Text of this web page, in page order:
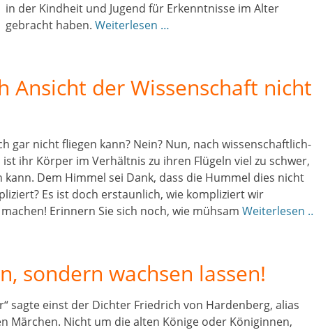
in der Kindheit und Jugend für Erkenntnisse im Alter
gebracht haben. Weiterlesen …
Ansicht der Wissenschaft nicht
gar nicht fliegen kann? Nein? Nun, nach wissenschaftlich-
ihr Körper im Verhältnis zu ihren Flügeln viel zu schwer,
Dem Himmel sei Dank, dass die Hummel dies nicht
Es ist doch erstaunlich, wie kompliziert wir
Erinnern Sie sich noch, wie mühsam Weiterlesen
sondern wachsen lassen!
sagte einst der Dichter Friedrich von Hardenberg, alias
Märchen. Nicht um die alten Könige oder Königinnen,